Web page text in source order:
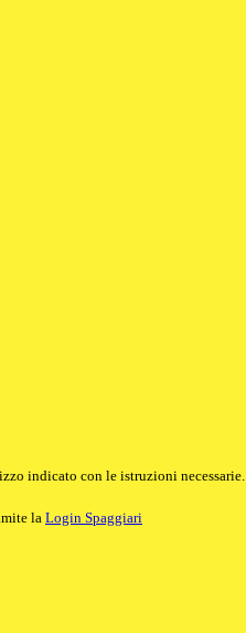
indicato con le istruzioni necessarie.
la Login Spaggiari